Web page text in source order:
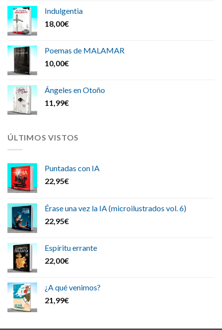
Indulgentia
18,00€
Poemas de MALAMAR
10,00€
Ángeles en Otoño
11,99€
ÚLTIMOS VISTOS
Puntadas con IA
22,95€
Érase una vez la IA (microilustrados vol. 6)
22,95€
Espíritu errante
22,00€
¿A qué venimos?
21,99€